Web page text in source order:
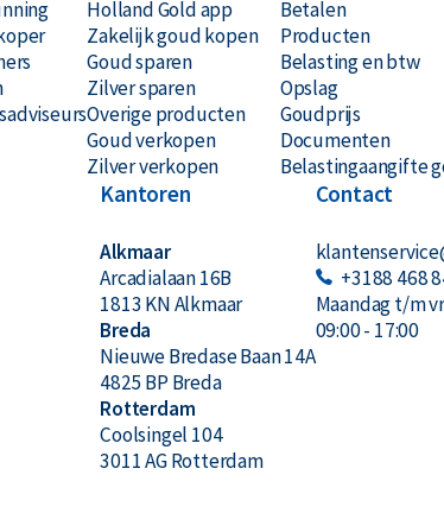
verpakking die tevens dient als certificaat
op afspraak in Alkmaar, Rotterdam of
mogelijk viaHolland Gold Safe
de Argor-Heraeus 250
scherpe prijs
Holland Gold app
Zakelijk goud kopen
Goud sparen
Zilver sparen
Overige producten
Goud verkopen
Zilver verkopen
Betalen
Producten
Belasting en btw
Opslag
Goudprijs
Documenten
Belastingaangifte
Kantoren
Alkmaar
Arcadialaan 16B
1813 KN Alkmaar
Breda
Nieuwe Bredase Baan 14A
4825 BP Breda
Rotterdam
Coolsingel 104
3011 AG Rotterdam
Contact
+3188 468
Maandag t/m
09:00 - 17:00